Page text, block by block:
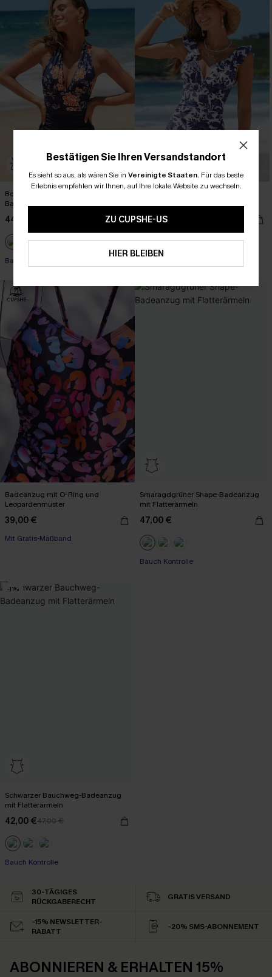
Boho Floraler Neckholder-
Badeanzug
44,00 €
Bauch Kontrolle
47,00 €
Badeanzug mit O-Ring und
Leopardenmuster
39,00 €
Mit Gratis-Maßband
Smaragdgrüner Shape-Badeanzug
mit Flatterärmeln
47,00 €
Bauch Kontrolle
-11%
Schwarzer Bauchweg-Badeanzug
mit Flatterärmeln
42,00 €47,00 €
Bauch Kontrolle
Bestätigen Sie Ihren Versandstandort
Es sieht so aus, als wären Sie in Vereinigte Staaten. Für das beste
Erlebnis empfehlen wir Ihnen, auf Ihre lokale Website zu wechseln.
ZU CUPSHE-US
HIER BLEIBEN
30-TÄGIGES
RÜCKGABERECHT
GRATIS VERSAND
-15% NEWSLETTER-
RABATT
-20% SMS-ABONNEMENT
ABONNIEREN & ERHALTEN 15%